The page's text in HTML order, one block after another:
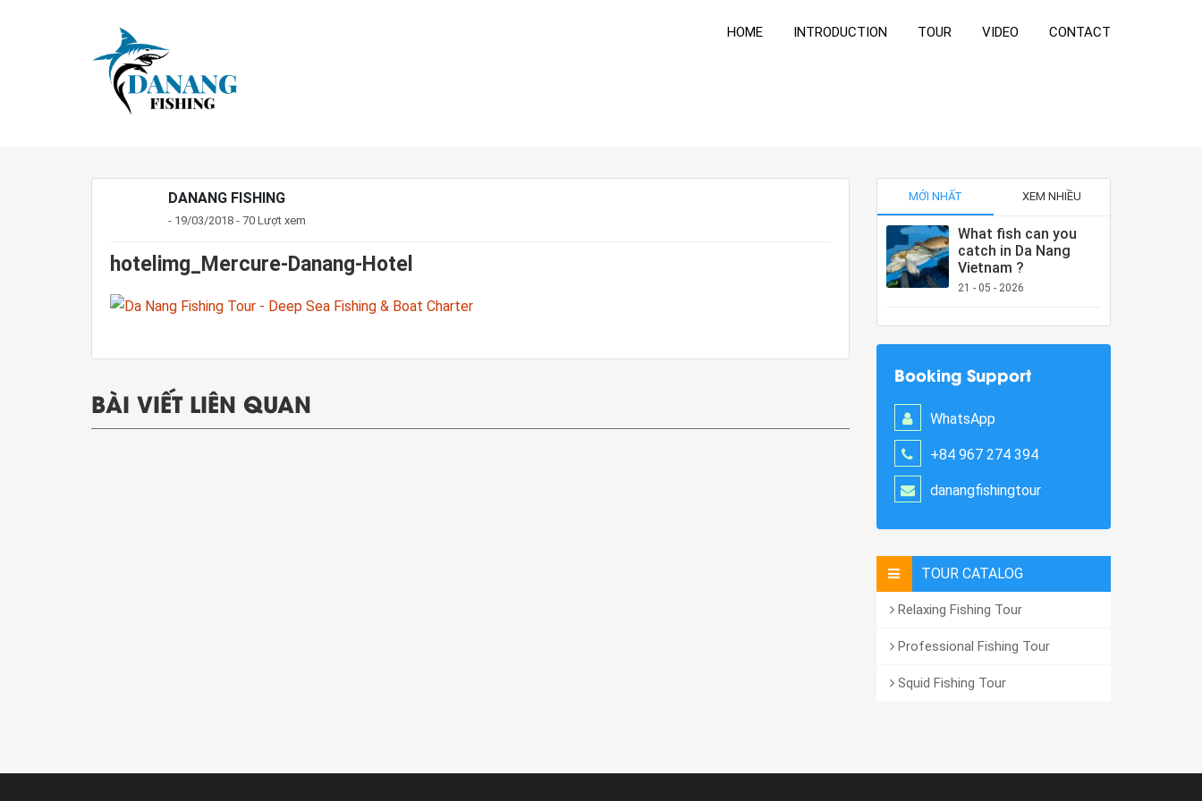
HOME INTRODUCTION TOUR VIDEO CONTACT
DANANG FISHING
- 19/03/2018 - 70 Lượt xem
hotelimg_Mercure-Danang-Hotel
BÀI VIẾT LIÊN QUAN
MỚI NHẤT XEM NHIỀU
What fish can you
catch in Da Nang
Vietnam ?
21 - 05 - 2026
Booking Support
WhatsApp
+84 967 274 394
danangfishingtour
TOUR CATALOG
Relaxing Fishing Tour
Professional Fishing Tour
Squid Fishing Tour